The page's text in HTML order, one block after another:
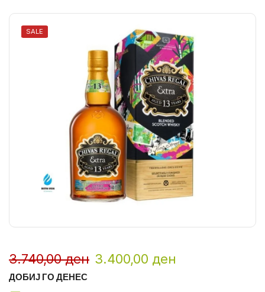
SALE
3.740,00ден 3.400,00 ден
ДОБИЈ ГО ДЕНЕС